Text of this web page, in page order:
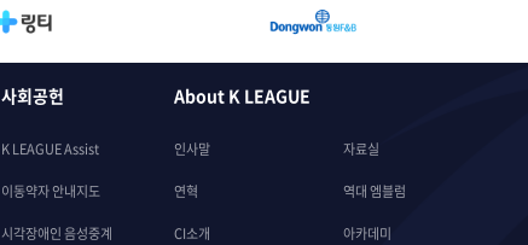
사회공헌
K LEAGUE Assist
이동약자 안내지도
시각장애인 음성중계
About K LEAGUE
인사말
연혁
CI소개
자료실
역대 엠블럼
아카데미